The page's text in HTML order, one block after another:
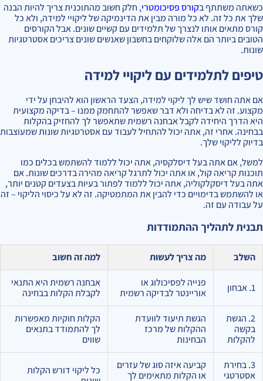
כשאתה משתתף בקורס פסיכומטרי, חלק חשוב מהתוכנית צריך להיות הבנה
שלך את כל זה. לא כל מורה מבין את הדינמיקה של ליקויי למידה, ולא כל
קורס מתאים אותו לנצרך של תלמידים עם קשיים שונים. אבל הקורסים
הטובים ביותר הם אלה שלוקחים בחשבון שאנשים שונים צריכים אסטרטגיות
שונות.
טיפים לתלמידים עם ליקויי למידה
אם אתה חושד שיש לך ליקוי למידה, הצעד הראשון הוא להיבחן על ידי
מקצוע. זה לא בדיחה ולא דבר שאפשר להתחמק ממנו – בדיקה מקצועית
היא הדרך היחידה לקבל אבחנה רשמית שתאפשר לך להחזיק בהקלות
בבחינה. אחרי זה, אתה יכול להתחיל לעבוד עם אסטרטגיות שונות שמעוצבות
בדיוק לליקוי שלך.
למשל, אם אתה בעל דיסלקסיה, אתה יכול ללמוד להשתמש בכלים כמו
תוכנות קריאה קול, או אתה יכול לתרגל קריאה מהירה בדרכים שונות. אם
אתה בעל דיסקלקוליה, אתה יכול ללמוד לפתור בעיות בצעדים קטנים יותר,
או להשתמש בדימויים כדי להבין את המתמטיקה. זה לא על כיסוי הליקוי – זה
על עבודה עם זה.
תבנית לתהליך ההתמודדות
השלב מה צריך לעשות למה זה חשוב
1. אבחון
פנייה לפסיכולוג או
אוריינטר לבדיקה רשמית
אבחנה רשמית היא התנאי
לקבלת הקלות בבחינה
2. הגשת
בקשה
להקלות
הגשת תיעוד לוועדת
ההקלות של מרכז
הבחינות
הקלות חוקיות מאפשרות
לך להתמודד בתנאים
שווים
3. בחירת
אסטרטגי
קביעה איזה סוג של עזרים
או הקלות מתאימים לך
כל ליקוי דורש הקלות